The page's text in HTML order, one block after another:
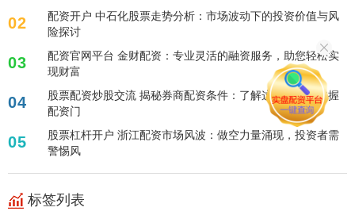
02
配资开户 中石化股票走势分析：市场波动下的投资价值与风
险探讨
03
配资官网平台 金财配资：专业灵活的融资服务，助您轻松实
现财富
04
股票配资炒股交流 揭秘券商配资条件：了解这些，轻松掌握
配资门
05
股票杠杆开户 浙江配资市场风波：做空力量涌现，投资者需
警惕风
标签列表